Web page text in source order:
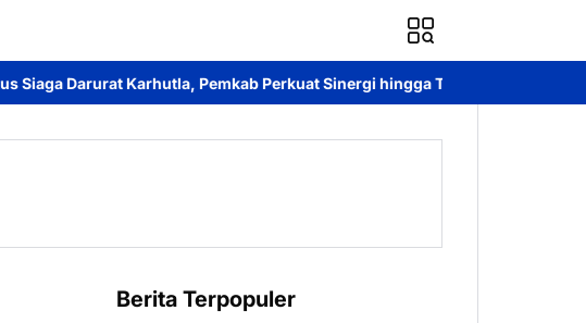
Pemkab Perkuat Sinergi hingga Tingkat Desa Kantah Murung Raya
Berita Terpopuler